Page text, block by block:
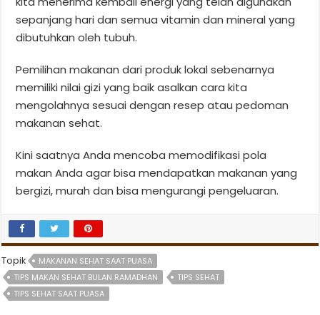
sepanjang hari dan semua vitamin dan mineral yang
dibutuhkan oleh tubuh.
Pemilihan makanan dari produk lokal sebenarnya
memiliki nilai gizi yang baik asalkan cara kita
mengolahnya sesuai dengan resep atau pedoman
makanan sehat.
Kini saatnya Anda mencoba memodifikasi pola
makan Anda agar bisa mendapatkan makanan yang
bergizi, murah dan bisa mengurangi pengeluaran.
Topik
MAKANAN SEHAT SAAT PUASA
TIPS MAKAN SEHAT BULAN RAMADHAN
TIPS SEHAT
TIPS SEHAT SAAT PUASA